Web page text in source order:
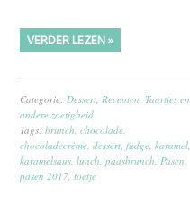
VERDER LEZEN »
Categorie: Dessert Recepten ,Taartjes en
andere zoetigheid
Tags:brunch ,chocolade
chocoladecrème ,dessert ,fudge ,karamel
karamelsaus ,lunch ,paasbrunch Pasen
pasen 2017 ,toetje